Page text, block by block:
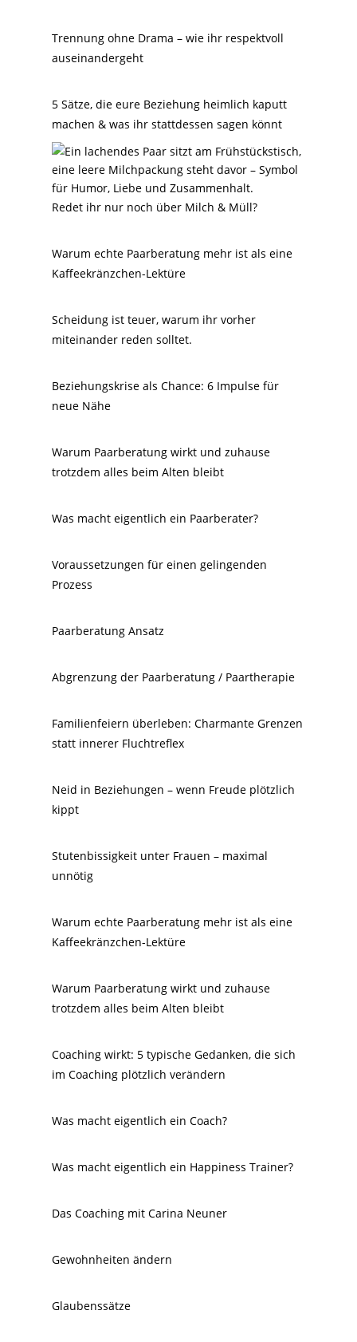
Trennung ohne Drama – wie ihr respektvoll
auseinandergeht
5 Sätze, die eure Beziehung heimlich kaputt
machen & was ihr stattdessen sagen könnt
Redet ihr nur noch über Milch & Müll?
Warum echte Paarberatung mehr ist als eine
Kaffeekränzchen-Lektüre
Scheidung ist teuer, warum ihr vorher
miteinander reden solltet.
Beziehungskrise als Chance: 6 Impulse für
neue Nähe
Warum Paarberatung wirkt und zuhause
trotzdem alles beim Alten bleibt
Was macht eigentlich ein Paarberater?
Voraussetzungen für einen gelingenden
Prozess
Paarberatung Ansatz
Abgrenzung der Paarberatung / Paartherapie
Familienfeiern überleben: Charmante Grenzen
statt innerer Fluchtreflex
Neid in Beziehungen – wenn Freude plötzlich
kippt
Stutenbissigkeit unter Frauen – maximal
unnötig
Warum echte Paarberatung mehr ist als eine
Kaffeekränzchen-Lektüre
Warum Paarberatung wirkt und zuhause
trotzdem alles beim Alten bleibt
Coaching wirkt: 5 typische Gedanken, die sich
im Coaching plötzlich verändern
Was macht eigentlich ein Coach?
Was macht eigentlich ein Happiness Trainer?
Das Coaching mit Carina Neuner
Gewohnheiten ändern
Glaubenssätze